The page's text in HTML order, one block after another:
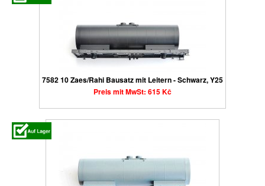
7582 10 Zaes/Rahi Bausatz mit Leitern - Schwarz, Y25
Preis mit MwSt: 615 Kč